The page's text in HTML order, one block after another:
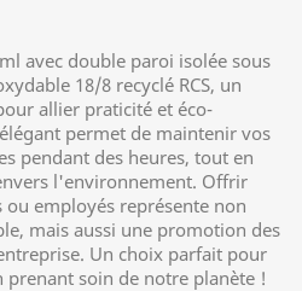
avec double paroi isolée sous
18/8 recyclé RCS, un
allier praticité et éco-
permet de maintenir vos
pendant des heures, tout en
l'environnement. Offrir
employés représente non
mais aussi une promotion des
Un choix parfait pour
soin de notre planète !